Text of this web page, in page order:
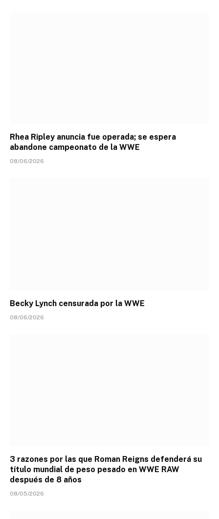
Rhea Ripley anuncia fue operada; se espera
abandone campeonato de la WWE
08/06/2026
Becky Lynch censurada por la WWE
08/06/2026
3 razones por las que Roman Reigns defenderá su
título mundial de peso pesado en WWE RAW
después de 8 años
08/05/2026